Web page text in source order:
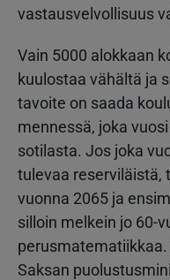
vastausvelvollisuus
Vain 5000 alokkaan
kuulostaa vähältä ja
tavoite on saada
mennessä, joka
sotilasta. Jos joka
tulevaa reserviläistä,
vuonna 2065 ja
silloin melkein jo 60-
Saksan